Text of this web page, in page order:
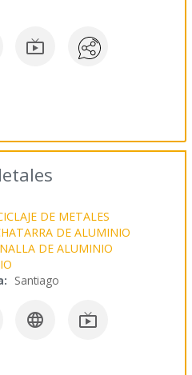

DE METALES
DE ALUMINIO
DE ALUMINIO
Santiago
 